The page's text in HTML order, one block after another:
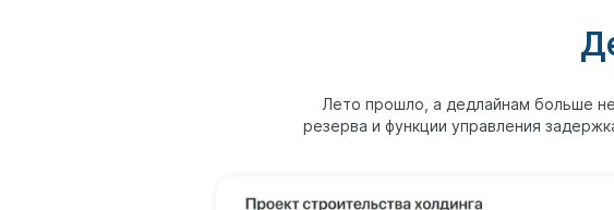
Лето прошло, а дедлайнам больше
резерва и функции управления